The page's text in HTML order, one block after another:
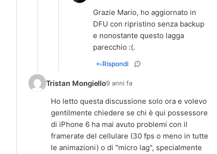
Grazie Mario, ho aggiornato in
DFU con ripristino senza backup
e nonostante questo lagga
parecchio :(.
Rispondi
Tristan Mongiello9 anni fa
Ho letto questa discussione solo ora e volevo
gentilmente chiedere se chi è qui possessore
di iPhone 6 ha mai avuto problemi con il
framerate del cellulare (30 fps o meno in tutte
le animazioni) o di "micro lag", specialmente